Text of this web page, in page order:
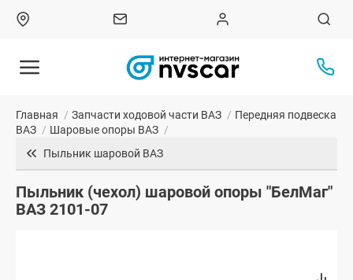
Главная / Запчасти ходовой части ВАЗ / Передняя подвеска
ВАЗ / Шаровые опоры ВАЗ /
Пыльник шаровой ВАЗ
Пыльник (чехол) шаровой опоры "БелМаг"
ВАЗ 2101-07